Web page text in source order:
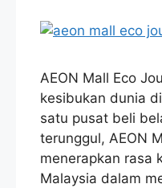
AEON Mall Eco
kesibukan dunia
satu pusat beli
terunggul, AEON
menerapkan rasa
Malaysia dalam